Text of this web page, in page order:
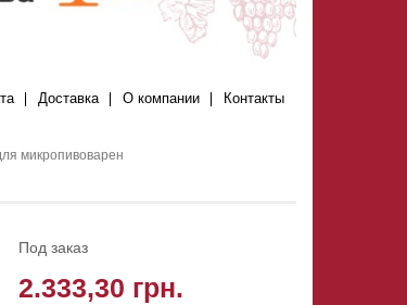
Доставка О компании Контакты
микропивоварен
Под заказ
2.333,30 грн.